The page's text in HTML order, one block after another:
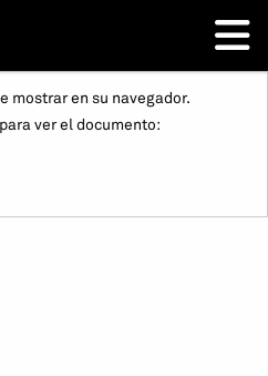
mostrar en su navegador.
ver el documento: